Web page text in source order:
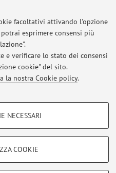
facoltativi attivando l'opzione
esprimere consensi più
e verificare lo stato dei consensi
cookie" del sito.
la nostra Cookie policy.
NECESSARI
COOKIE
avvisi
presenti avvisi.
i contenuti del sito.